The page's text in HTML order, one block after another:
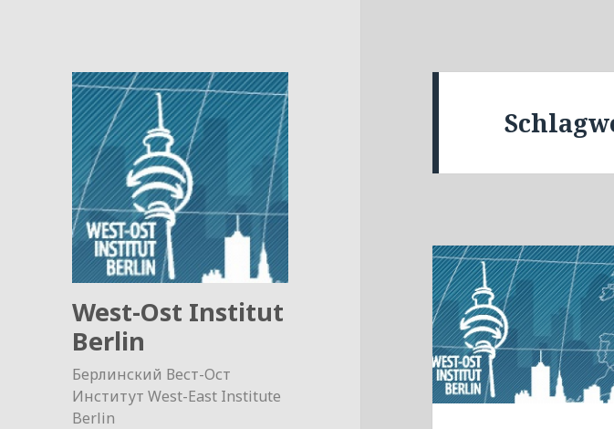
West-Ost Institut
Berlin
Берлинский Вест-Ост
Институт West-East Institute
Berlin